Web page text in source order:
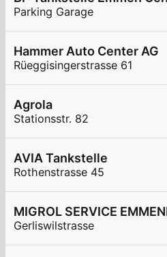
Parking Garage
Hammer Auto Center AG
Rüeggisingerstrasse 61
Agrola
Stationsstr. 82
AVIA Tankstelle
Rothenstrasse 45
MIGROL SERVICE
Gerliswilstrasse